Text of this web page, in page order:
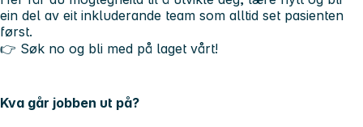
ein del av eit inkluderande team som alltid set pasienten
først.
👉 Søk no og bli med på laget vårt!
Kva går jobben ut på?